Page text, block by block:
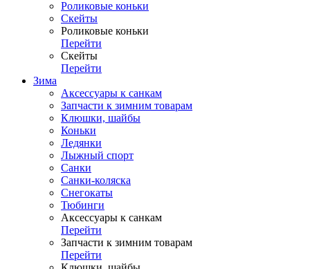
Роликовые коньки
Скейты
Роликовые коньки
Перейти
Скейты
Перейти
Зима
Аксессуары к санкам
Запчасти к зимним товарам
Клюшки, шайбы
Коньки
Ледянки
Лыжный спорт
Санки
Санки-коляска
Снегокаты
Тюбинги
Аксессуары к санкам
Перейти
Запчасти к зимним товарам
Перейти